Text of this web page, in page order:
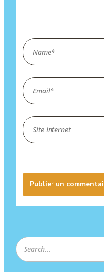
Name*
Email*
Site
Internet
Rechercher